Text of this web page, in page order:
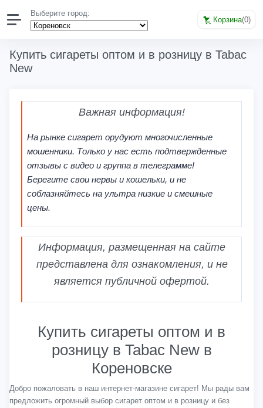
Выберите город:
Корзина(0)
Купить сигареты оптом и в розницу в Tabac
New
Важная информация!
На рынке сигарет орудуют многочисленные
мошенники. Только у нас есть подтвержденные
отзывы с видео и группа в телеграмме!
Берегите свои нервы и кошельки, и не
соблазняйтесь на ультра низкие и смешные
цены.
Информация, размещенная на сайте
представлена для ознакомления, и не
является публичной офертой.
Купить сигареты оптом и в
розницу в Tabac New в
Кореновске
Добро пожаловать в наш интернет-магазине сигарет! Мы рады вам
предложить огромный выбор сигарет оптом и в розницу и без